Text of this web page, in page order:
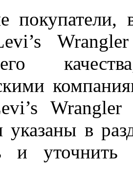
указаны в
и уточнить